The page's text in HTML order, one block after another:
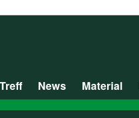
News Material